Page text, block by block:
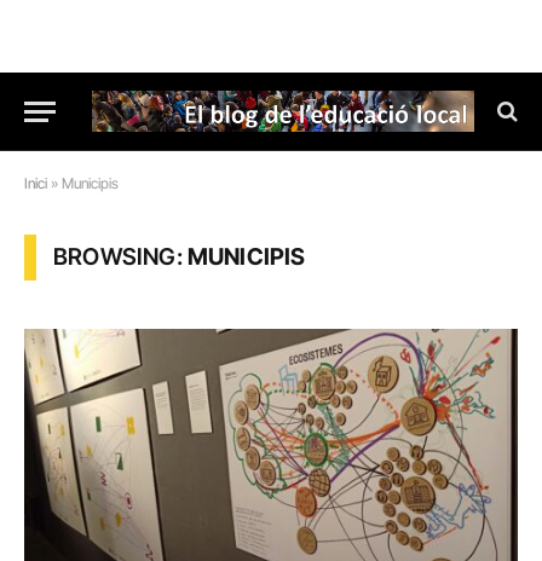
Inici » Municipis
BROWSING:MUNICIPIS